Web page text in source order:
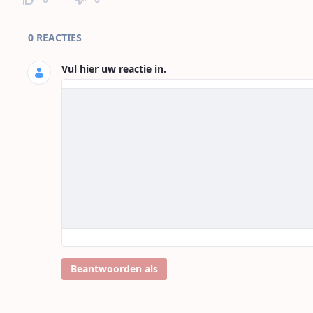
Paginareacties
0 REACTIES
Vul hier uw reactie in.
Beantwoorden als